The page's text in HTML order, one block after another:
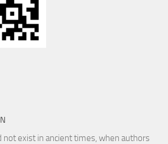
not exist in ancient times, when authors